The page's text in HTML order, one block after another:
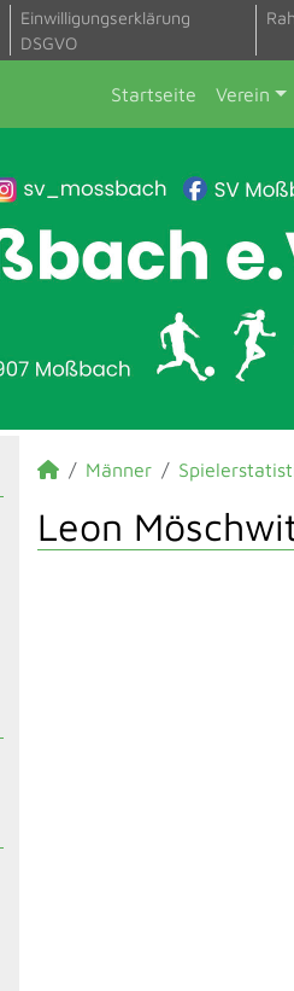
Einwilligungserklärung
DSGVO
Startseite Verein
Männer
Leon